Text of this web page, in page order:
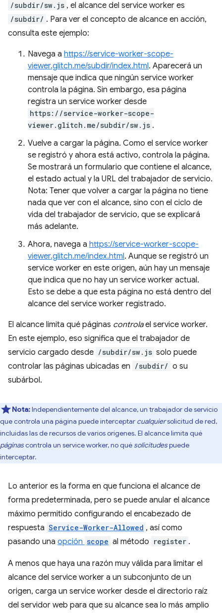
/subdir/sw.js , el alcance del service worker es
/subdir/ . Para ver el concepto de alcance en acción,
consulta este ejemplo:
Navega a https://service-worker-scope-
viewer.glitch.me/subdir/index.html. Aparecerá un
mensaje que indica que ningún service worker
controla la página. Sin embargo, esa página
registra un service worker desde
https://service-worker-scope-
viewer.glitch.me/subdir/sw.js .
Vuelve a cargar la página. Como el service worker
se registró y ahora está activo, controla la página.
Se mostrará un formulario que contiene el alcance,
el estado actual y la URL del trabajador de servicio.
Nota: Tener que volver a cargar la página no tiene
nada que ver con el alcance, sino con el ciclo de
vida del trabajador de servicio, que se explicará
más adelante.
Ahora, navega a https://service-worker-scope-
viewer.glitch.me/index.html. Aunque se registró un
service worker en este origen, aún hay un mensaje
que indica que no hay un service worker actual.
Esto se debe a que esta página no está dentro del
alcance del service worker registrado.
El alcance limita qué páginas controlael service worker.
En este ejemplo, eso significa que el trabajador de
servicio cargado desde /subdir/sw.js solo puede
controlar las páginas ubicadas en /subdir/ o su
subárbol.
Nota:Independientemente del alcance, un trabajador de servicio
que controla una página puede interceptar cualquiersolicitud de red,
incluidas las de recursos de varios orígenes. El alcance limita qué
páginascontrola un service worker, no qué solicitudespuede
interceptar.
Lo anterior es la forma en que funciona el alcance de
forma predeterminada, pero se puede anular el alcance
máximo permitido configurando el encabezado de
respuesta Service-Worker-Allowed , así como
pasando una opción scope al método register .
A menos que haya una razón muy válida para limitar el
alcance del service worker a un subconjunto de un
origen, carga un service worker desde el directorio raíz
del servidor web para que su alcance sea lo más amplio